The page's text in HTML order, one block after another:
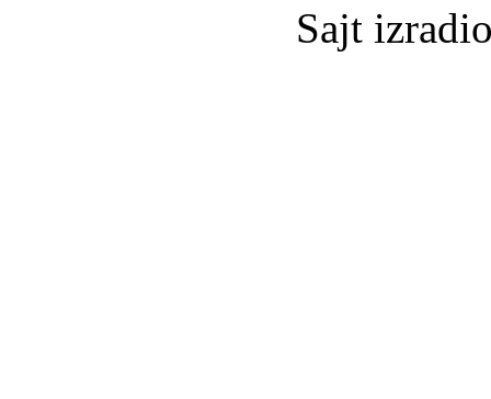
Sajt